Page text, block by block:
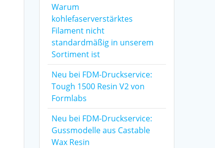
Warum
kohlefaserverstärktes
Filament nicht
standardmäßig in unserem
Sortiment ist
Neu bei FDM-Druckservice:
Tough 1500 Resin V2 von
Formlabs
Neu bei FDM-Druckservice:
Gussmodelle aus Castable
Wax Resin